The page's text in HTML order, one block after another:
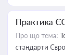
Практика
Про що тема:
стандарти